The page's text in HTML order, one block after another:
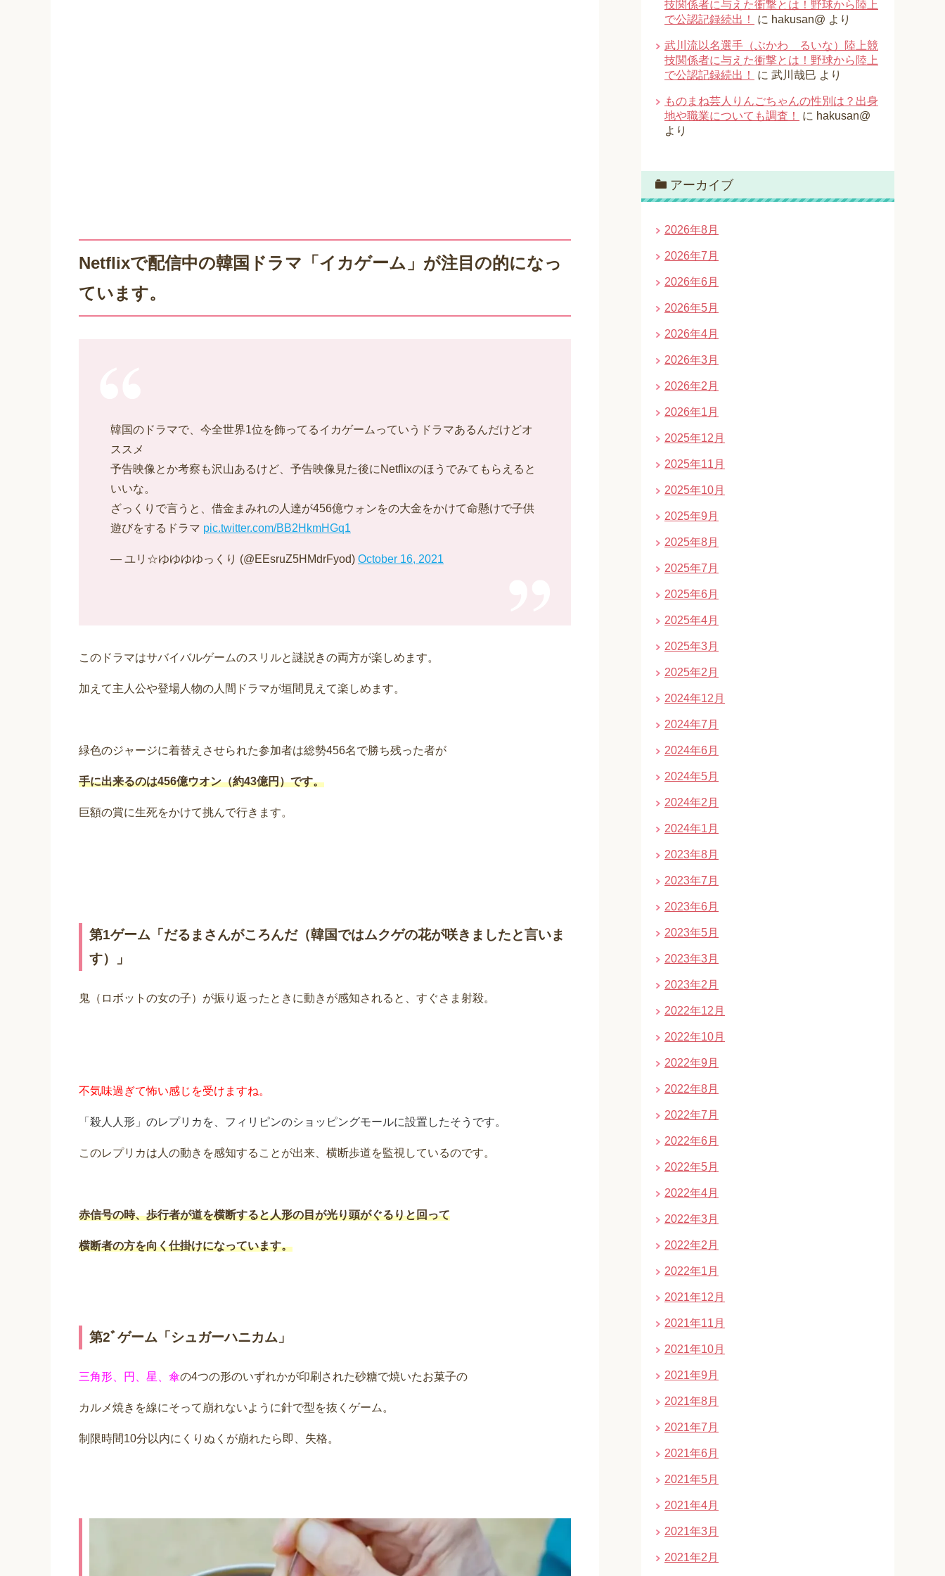
Netflixで配信中の韓国ドラマ「イカゲーム」が注目の的になっ
ています。
韓国のドラマで、今全世界1位を飾ってるイカゲームっていうドラマあるんだけどオ
ススメ
予告映像とか考察も沢山あるけど、予告映像見た後にNetflixのほうでみてもらえると
いいな。
ざっくりで言うと、借金まみれの人達が456億ウォンをの大金をかけて命懸けで子供
遊びをするドラマ pic.twitter.com/BB2HkmHGq1
— ユリ☆ゆゆゆゆっくり (@EEsruZ5HMdrFyod) October 16, 2021
このドラマはサバイバルゲームのスリルと謎説きの両方が楽しめます。
加えて主人公や登場人物の人間ドラマが垣間見えて楽しめます。
緑色のジャージに着替えさせられた参加者は総勢456名で勝ち残った者が
手に出来るのは456億ウオン（約43億円）です。
巨額の賞に生死をかけて挑んで行きます。
第1ゲーム「だるまさんがころんだ（韓国ではムクゲの花が咲きましたと言いま
す）」
鬼（ロボットの女の子）が振り返ったときに動きが感知されると、すぐさま射殺。
不気味過ぎて怖い感じを受けますね。
「殺人人形」のレプリカを、フィリピンのショッピングモールに設置したそうです。
このレプリカは人の動きを感知することが出来、横断歩道を監視しているのです。
赤信号の時、歩行者が道を横断すると人形の目が光り頭がぐるりと回って
横断者の方を向く仕掛けになっています。
第2ﾞゲーム「シュガーハニカム」
三角形、円、星、傘の4つの形のいずれかが印刷された砂糖で焼いたお菓子の
カルメ焼きを線にそって崩れないように針で型を抜くゲーム。
制限時間10分以内にくりぬくが崩れたら即、失格。
技関係者に与えた衝撃とは！野球から陸上
で公認記録続出！
に hakusan@ より
武川流以名選手（ぶかわ るいな）陸上競
技関係者に与えた衝撃とは！野球から陸上
で公認記録続出！
に 武川哉巳 より
ものまね芸人りんごちゃんの性別は？出身
地や職業についても調査！
に hakusan@
より
アーカイブ
2026年8月
2026年7月
2026年6月
2026年5月
2026年4月
2026年3月
2026年2月
2026年1月
2025年12月
2025年11月
2025年10月
2025年9月
2025年8月
2025年7月
2025年6月
2025年4月
2025年3月
2025年2月
2024年12月
2024年7月
2024年6月
2024年5月
2024年2月
2024年1月
2023年8月
2023年7月
2023年6月
2023年5月
2023年3月
2023年2月
2022年12月
2022年10月
2022年9月
2022年8月
2022年7月
2022年6月
2022年5月
2022年4月
2022年3月
2022年2月
2022年1月
2021年12月
2021年11月
2021年10月
2021年9月
2021年8月
2021年7月
2021年6月
2021年5月
2021年4月
2021年3月
2021年2月